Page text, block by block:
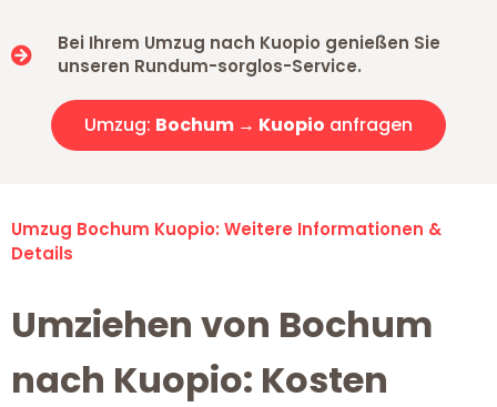
Bei Ihrem Umzug nach Kuopio genießen Sie
unseren Rundum-sorglos-Service.
Umzug: Bochum → Kuopio anfragen
Umzug Bochum Kuopio: Weitere Informationen &
Details
Umziehen von Bochum
nach Kuopio: Kosten